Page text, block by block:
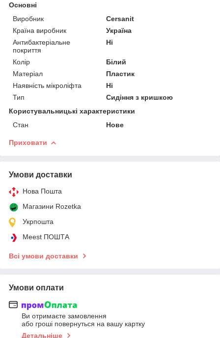
Основні
Виробник
Cersanit
Країна виробник
Україна
Антибактеріальне
покриття
Ні
Колір
Білий
Матеріал
Пластик
Наявність мікроліфта
Ні
Тип
Сидіння з кришкою
Користувальницькі характеристики
Стан
Нове
Приховати
Умови доставки
Нова Пошта
Магазини Rozetka
Укрпошта
Meest ПОШТА
Всі умови доставки
Умови оплати
Ви отримаєте замовлення
або гроші повернуться на вашу картку
Детальніше